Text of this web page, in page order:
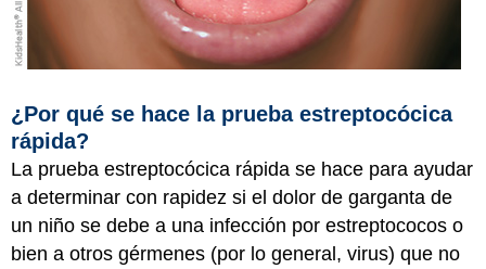
¿Por qué se hace la prueba estreptocócica
rápida?
La prueba estreptocócica rápida se hace para ayudar
a determinar con rapidez si el dolor de garganta de
un niño se debe a una infección por estreptococos o
bien a otros gérmenes (por lo general, virus) que no